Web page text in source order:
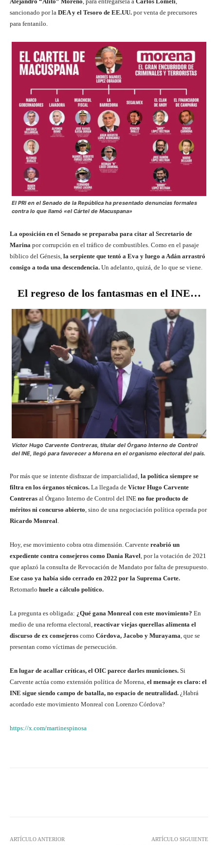
sancionado por la DEA y el Tesoro de EE.UU. por venta de precursores
para fentanilo.
El PRI en el Senado de la República ha presentado denuncias formales
contra lo que llamó «el Cártel de Macuspana»
La oposición en el Senado se preparaba para citar al Secretario de
Marina por corrupción en el tráfico de combustibles. Como en el pasaje
bíblico del Génesis, la serpiente que tentó a Eva y luego a Adán arrastró
consigo a toda una descendencia. Un adelanto, quizá, de lo que se viene.
El regreso de los fantasmas en el INE…
Víctor Hugo Carvente Contreras, titular del Órgano Interno de Control
del INE, llegó para favorecer a Morena en el organismo electoral del país.
Por más que se intente disfrazar de imparcialidad, la política siempre se
filtra en los órganos técnicos. La llegada de Víctor Hugo Carvente
Contreras al Órgano Interno de Control del INE no fue producto de
méritos ni concurso abierto, sino de una negociación política operada por
Ricardo Monreal.
Hoy, ese movimiento cobra otra dimensión. Carvente reabrió un
expediente contra consejeros como Dania Ravel, por la votación de 2021
que aplazó la consulta de Revocación de Mandato por falta de presupuesto.
Ese caso ya había sido cerrado en 2022 por la Suprema Corte.
Retomarlo huele a cálculo político.
La pregunta es obligada: ¿Qué gana Monreal con este movimiento? En
medio de una reforma electoral, reactivar viejas querellas alimenta el
discurso de ex consejeros como Córdova, Jacobo y Murayama, que se
presentan como víctimas de persecución.
En lugar de acallar críticas, el OIC parece darles municiones. Si
Carvente actúa como extensión política de Morena, el mensaje es claro: el
INE sigue siendo campo de batalla, no espacio de neutralidad. ¿Habrá
acordado este movimiento Monreal con Lorenzo Córdova?
https://x.com/martinespinosa
ARTÍCULO ANTERIOR ARTÍCULO SIGUIENTE